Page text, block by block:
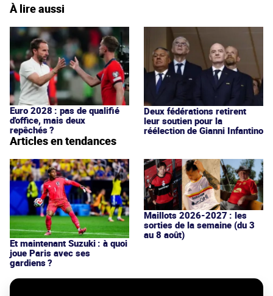
À lire aussi
Euro 2028 : pas de qualifié
d'office, mais deux
repêchés ?
Deux fédérations retirent
leur soutien pour la
réélection de Gianni Infantino
Articles en tendances
Et maintenant Suzuki : à quoi
joue Paris avec ses
gardiens ?
Maillots 2026-2027 : les
sorties de la semaine (du 3
au 8 août)